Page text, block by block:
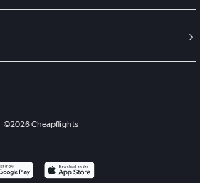
©2026Cheapflights